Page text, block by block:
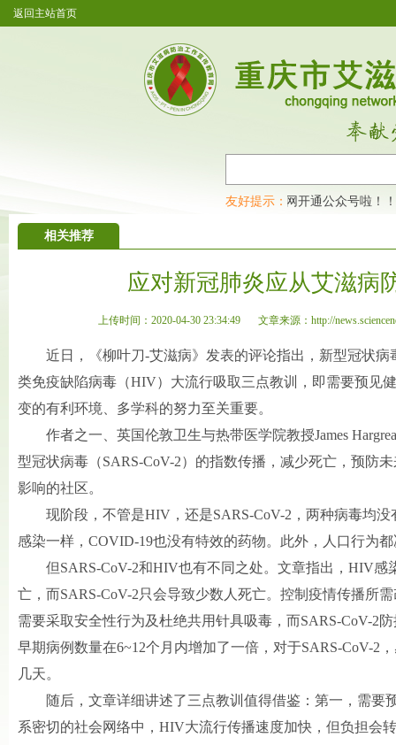
返回主站首页
友好提示：
重庆市艾滋病防治工作宣传教育网开通公众号啦！
相关推荐
应对新冠肺炎应从艾滋病
上传时间：2020-04-30 23:34:49 文章来源：http://
近日，《柳叶刀-艾滋病》发表的评论指出，新型冠状
类免疫缺陷病毒（HIV）大流行吸取三点教训，即需要预见
变的有利环境、多学科的努力至关重要。
作者之一、英国伦敦卫生与热带医学院教授James
型冠状病毒（SARS-CoV-2）的指数传播，减少死亡，预防
影响的社区。
现阶段，不管是HIV，还是SARS-CoV-2，两种病毒均没
感染一样，COVID-19也没有特效的药物。此外，人口行为
但SARS-CoV-2和HIV也有不同之处。文章指出，HIV感
亡，而SARS-CoV-2只会导致少数人死亡。控制疫情传播所
需要采取安全性行为及杜绝共用针具吸毒，而SARS-CoV-2
早期病例数量在6~12个月内增加了一倍，对于SARS-CoV-2
几天。
随后，文章详细讲述了三点教训值得借鉴：第一，需要
系密切的社会网络中，HIV大流行传播速度加快，但负担会